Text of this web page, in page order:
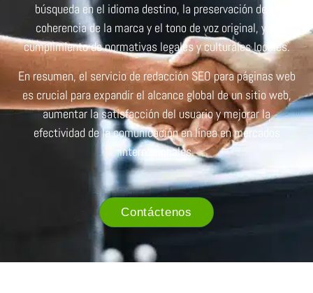
búsqueda en el idioma destino, la preservación de la
coherencia de la marca y el tono de voz original, y el
cumplimiento de normativas legales y culturales locales.
En resumen, el servicio de redacción SEO para páginas web
es crucial para expandir el alcance global de un sitio web,
aumentar la satisfacción del usuario y mejorar la
efectividad de la comunicación en línea en mercados
internacionales.
Contáctenos